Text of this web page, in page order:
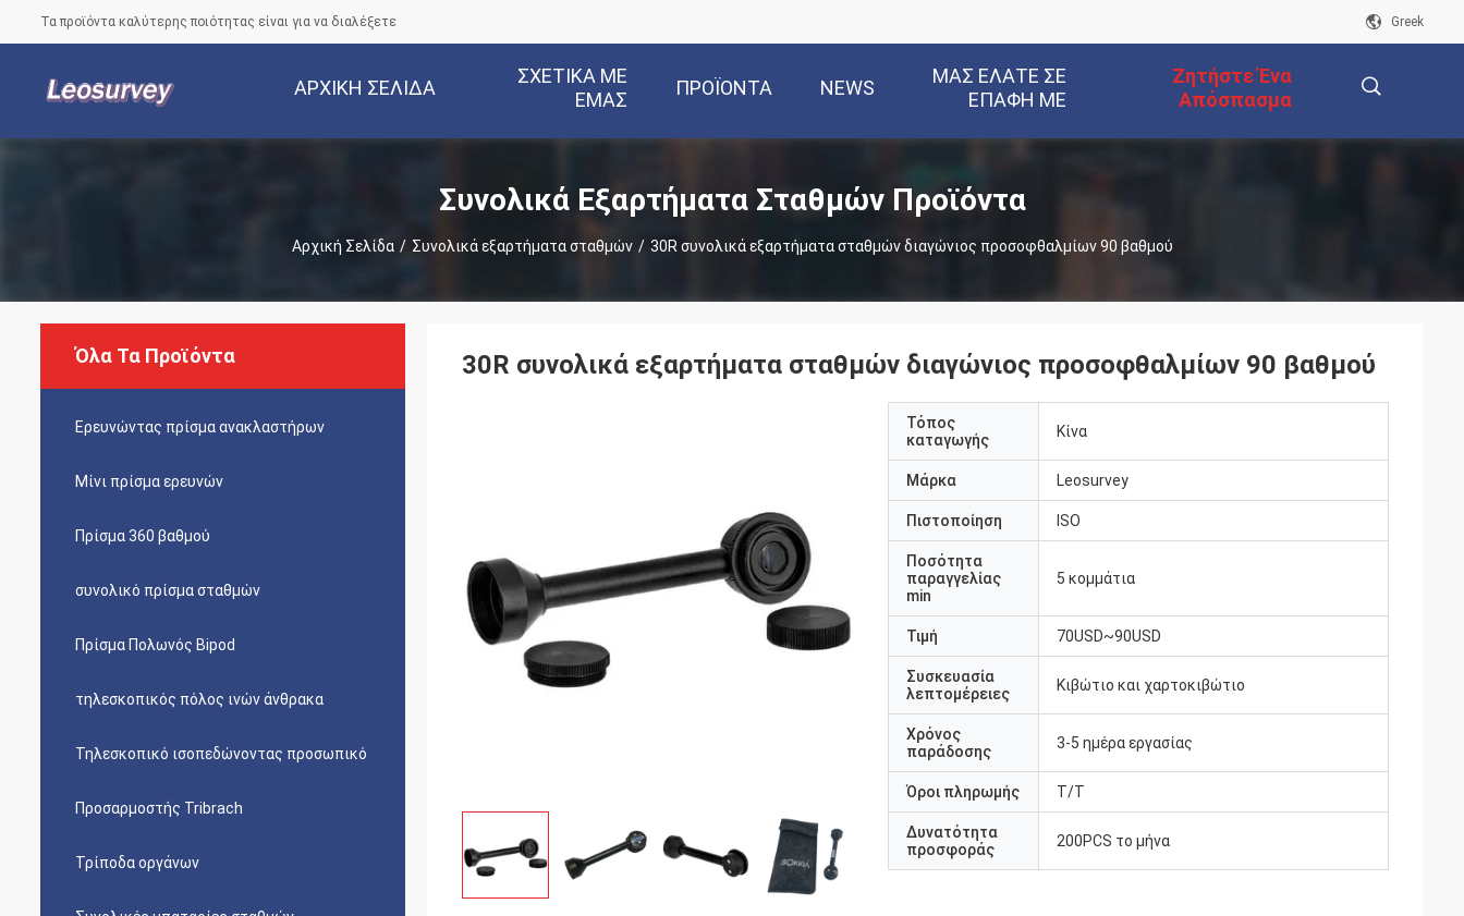
Τα προϊόντα καλύτερης ποιότητας είναι για να διαλέξετε Greek
ΑΡΧΙΚΉ ΣΕΛΊΔΑ
ΣΧΕΤΙΚΆ ΜΕ
ΕΜΆΣ
ΠΡΟΪΌΝΤΑ NEWS
ΜΑΣ ΕΛΆΤΕ ΣΕ
ΕΠΑΦΉ ΜΕ
Ζητήστε Ένα
Απόσπασμα
Συνολικά Εξαρτήματα Σταθμών Προϊόντα
Αρχική Σελίδα / Συνολικά εξαρτήματα σταθμών / 30R συνολικά εξαρτήματα σταθμών διαγώνιος προσοφθαλμίων 90 βαθμού
Όλα Τα Προϊόντα
Ερευνώντας πρίσμα ανακλαστήρων
Μίνι πρίσμα ερευνών
Πρίσμα 360 βαθμού
συνολικό πρίσμα σταθμών
Πρίσμα Πολωνός Bipod
τηλεσκοπικός πόλος ινών άνθρακα
Τηλεσκοπικό ισοπεδώνοντας προσωπικό
Προσαρμοστής Tribrach
Τρίποδα οργάνων
30R συνολικά εξαρτήματα σταθμών διαγώνιος προσοφθαλμίων 90 βαθμού
Τόπος
καταγωγής
Κίνα
Μάρκα Leosurvey
Πιστοποίηση ISO
Ποσότητα
παραγγελίας
min
5 κομμάτια
Τιμή 70USD~90USD
Συσκευασία
λεπτομέρειες
Κιβώτιο και χαρτοκιβώτιο
Χρόνος
παράδοσης
3-5 ημέρα εργασίας
Όροι πληρωμής T/T
Δυνατότητα
προσφοράς
200PCS το μήνα